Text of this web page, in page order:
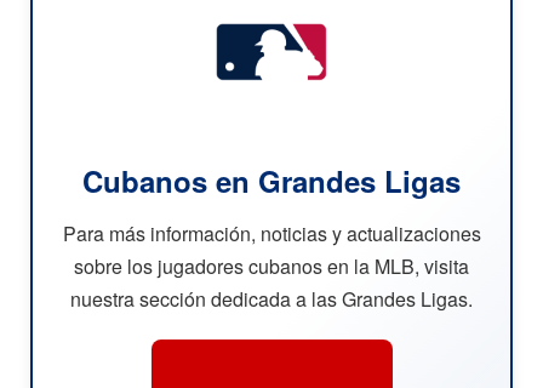
Cubanos en Grandes Ligas
Para más información, noticias y actualizaciones
sobre los jugadores cubanos en la MLB, visita
nuestra sección dedicada a las Grandes Ligas.